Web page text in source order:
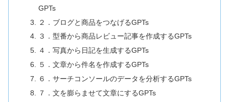
GPTs
２．ブログと商品をつなげるGPTs
３．型番から商品レビュー記事を作成するGPTs
４．写真から日記を生成するGPTs
５．文章から件名を作成するGPTs
６．サーチコンソールのデータを分析するGPTs
７．文を膨らませて文章にするGPTs